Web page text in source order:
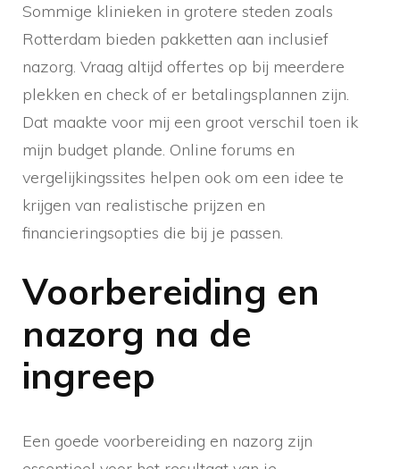
Sommige klinieken in grotere steden zoals
Rotterdam bieden pakketten aan inclusief
nazorg. Vraag altijd offertes op bij meerdere
plekken en check of er betalingsplannen zijn.
Dat maakte voor mij een groot verschil toen ik
mijn budget plande. Online forums en
vergelijkingssites helpen ook om een idee te
krijgen van realistische prijzen en
financieringsopties die bij je passen.
Voorbereiding en
nazorg na de
ingreep
Een goede voorbereiding en nazorg zijn